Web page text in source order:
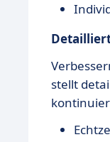
stellt